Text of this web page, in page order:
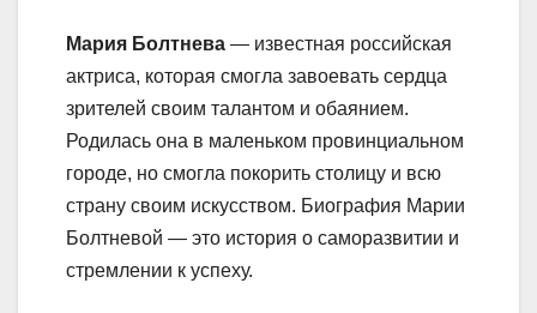
Мария Болтнева — известная российская
актриса, которая смогла завоевать сердца
зрителей своим талантом и обаянием.
Родилась она в маленьком провинциальном
городе, но смогла покорить столицу и всю
страну своим искусством. Биография Марии
Болтневой — это история о саморазвитии и
стремлении к успеху.